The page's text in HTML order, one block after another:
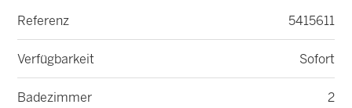
Referenz 5415611
Verfügbarkeit Sofort
Badezimmer 2